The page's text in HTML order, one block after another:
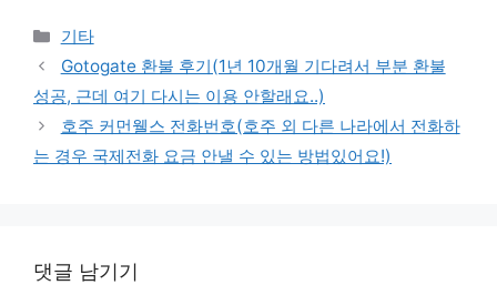
카
테
리
기타
Gotogate 환불 후기(1년 10개월 기다려서 부분 환불
성공, 근데 여기 다시는 이용 안할래요..)
호주 커먼웰스 전화번호(호주 외 다른 나라에서 전화하
는 경우 국제전화 요금 안낼 수 있는 방법있어요!)
댓글 남기기